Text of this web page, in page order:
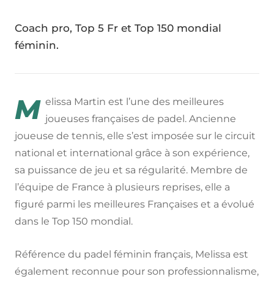
Coach pro, Top 5 Fr et Top 150 mondial
féminin.
M elissa Martin est l’une des meilleures
joueuses françaises de padel. Ancienne
joueuse de tennis, elle s’est imposée sur le circuit
national et international grâce à son expérience,
sa puissance de jeu et sa régularité. Membre de
l’équipe de France à plusieurs reprises, elle a
figuré parmi les meilleures Françaises et a évolué
dans le Top 150 mondial.
Référence du padel féminin français, Melissa est
également reconnue pour son professionnalisme,